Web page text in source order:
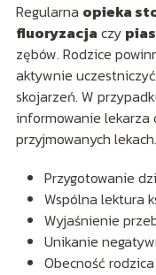
Regularna opieka
fluoryzacja czy
zębów. Rodzice
aktywnie
skojarzeń. W
informowanie lekarza
przyjmowanych lekach.
Przygotowanie
Wspólna lektura
Wyjaśnienie
Unikanie
Obecność